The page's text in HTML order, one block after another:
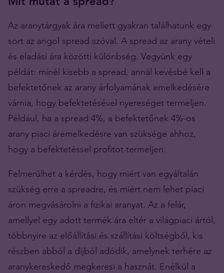
Az aranytárgyak ára mellett gyakran találhatunk egy
sort az angol spread szóval. A spread az arany vételi
és eladási ára közötti különbség. Vegyünk egy
példát: minél kisebb a spread, annál kevésbé kell a
befektetőnek az arany árfolyamának emelkedésére
várnia, hogy befektetésével nyereséget termeljen.
Például, ha a spread 4%, a befektetőnek 4%-os
arany piaci áremelkedésre van szüksége ahhoz,
hogy a befektetéssel profitot termeljen.
Felmerülhet a kérdés, hogy miért van egyáltalán
szükség erre a spreadre, és miért nem lehet piaci
áron megvásárolni a fizikai aranyat. Az a felár,
amellyel egy adott termék ára eltér a világpiaci ártól,
többnyire az előállítási és szállítási költségből, kis
részben abból a díjból adódik, amelynek terhére az
aranykereskedő megkeresi a hasznát. Enélkül a